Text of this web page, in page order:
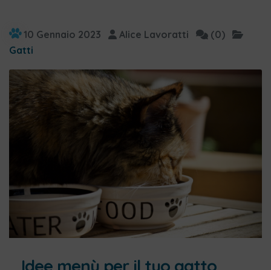
10 Gennaio 2023 Alice Lavoratti
(0)
Gatti
Idee menù per il tuo gatto